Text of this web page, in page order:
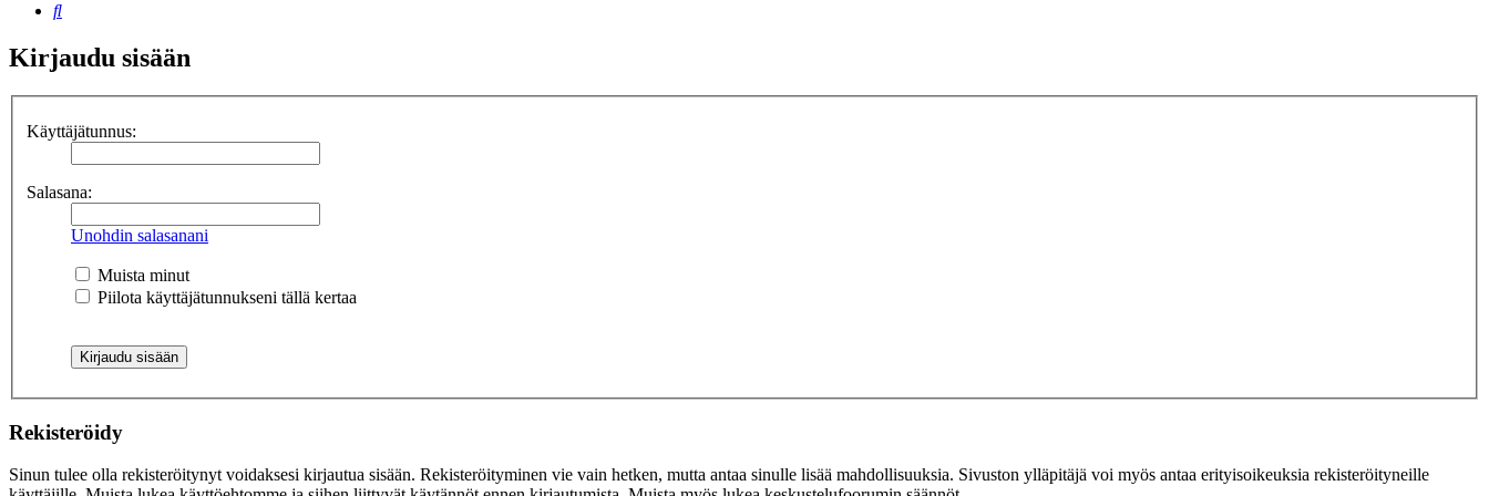
Etsi
Kirjaudu sisään
Käyttäjätunnus:
Salasana:
Unohdin salasanani
Muista minut
Piilota käyttäjätunnukseni tällä kertaa
Rekisteröidy
Sinun tulee olla rekisteröitynyt voidaksesi kirjautua sisään. Rekisteröityminen vie vain hetken, mutta antaa sinulle lisää mahdollisuuksia. Sivuston ylläpitäjä voi myös antaa erityisoikeuksia rekisteröityneille